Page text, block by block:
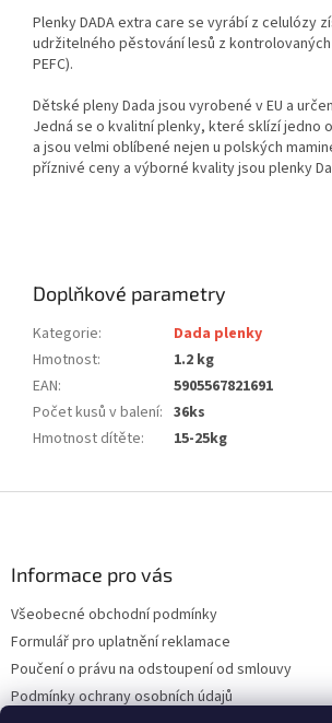
Plenky DADA extra care se vyrábí z celulózy
udržitelného pěstování lesů z
PEFC).
Dětské pleny Dada jsou vyrobené v EU a
Jedná se o kvalitní plenky, které sklízí jedno
a jsou velmi oblíbené nejen u polských
příznivé ceny a výborné kvality jsou plenky
Doplňkové parametry
Kategorie:
Dada plenky
Hmotnost:
1.2 kg
EAN:
5905567821691
Počet kusů v balení: 36ks
Hmotnost dítěte: 15-25kg
Informace pro vás
Všeobecné obchodní podmínky
Formulář pro uplatnění reklamace
Poučení o právu na odstoupení od smlouvy
Podmínky ochrany osobních údajů